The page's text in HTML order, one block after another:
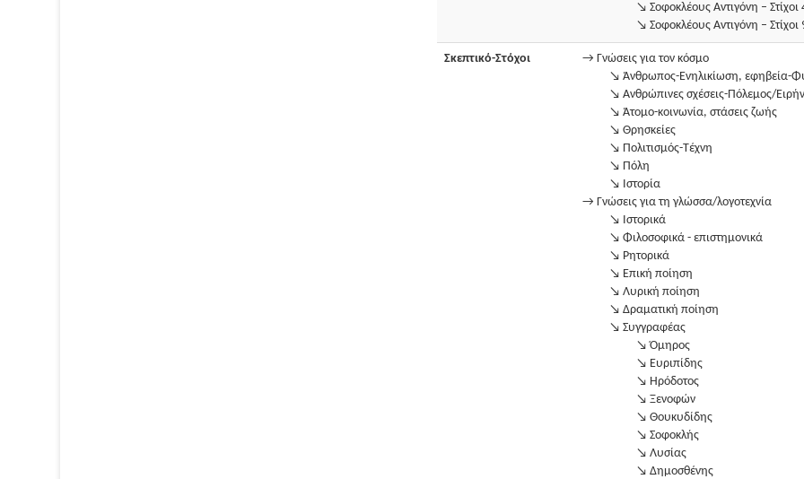
↘ Σοφοκλέους Αντιγόνη –
↘ Σοφοκλέους Αντιγόνη –
Σκεπτικό-Στόχοι
→ Γνώσεις για τον κόσμο
↘ Άνθρωπος-Ενηλικίωση, εφηβεία-
↘ Ανθρώπινες σχέσεις-Πόλεμος/
↘ Άτομο-κοινωνία, στάσεις ζωής
↘ Θρησκείες
↘ Πολιτισμός-Τέχνη
↘ Πόλη
↘ Ιστορία
→ Γνώσεις για τη γλώσσα/λογοτεχνία
↘ Ιστορικά
↘ Φιλοσοφικά - επιστημονικά
↘ Ρητορικά
↘ Επική ποίηση
↘ Λυρική ποίηση
↘ Δραματική ποίηση
↘ Συγγραφέας
↘ Όμηρος
↘ Ευριπίδης
↘ Ηρόδοτος
↘ Ξενοφών
↘ Θουκυδίδης
↘ Σοφοκλής
↘ Λυσίας
↘ Δημοσθένης